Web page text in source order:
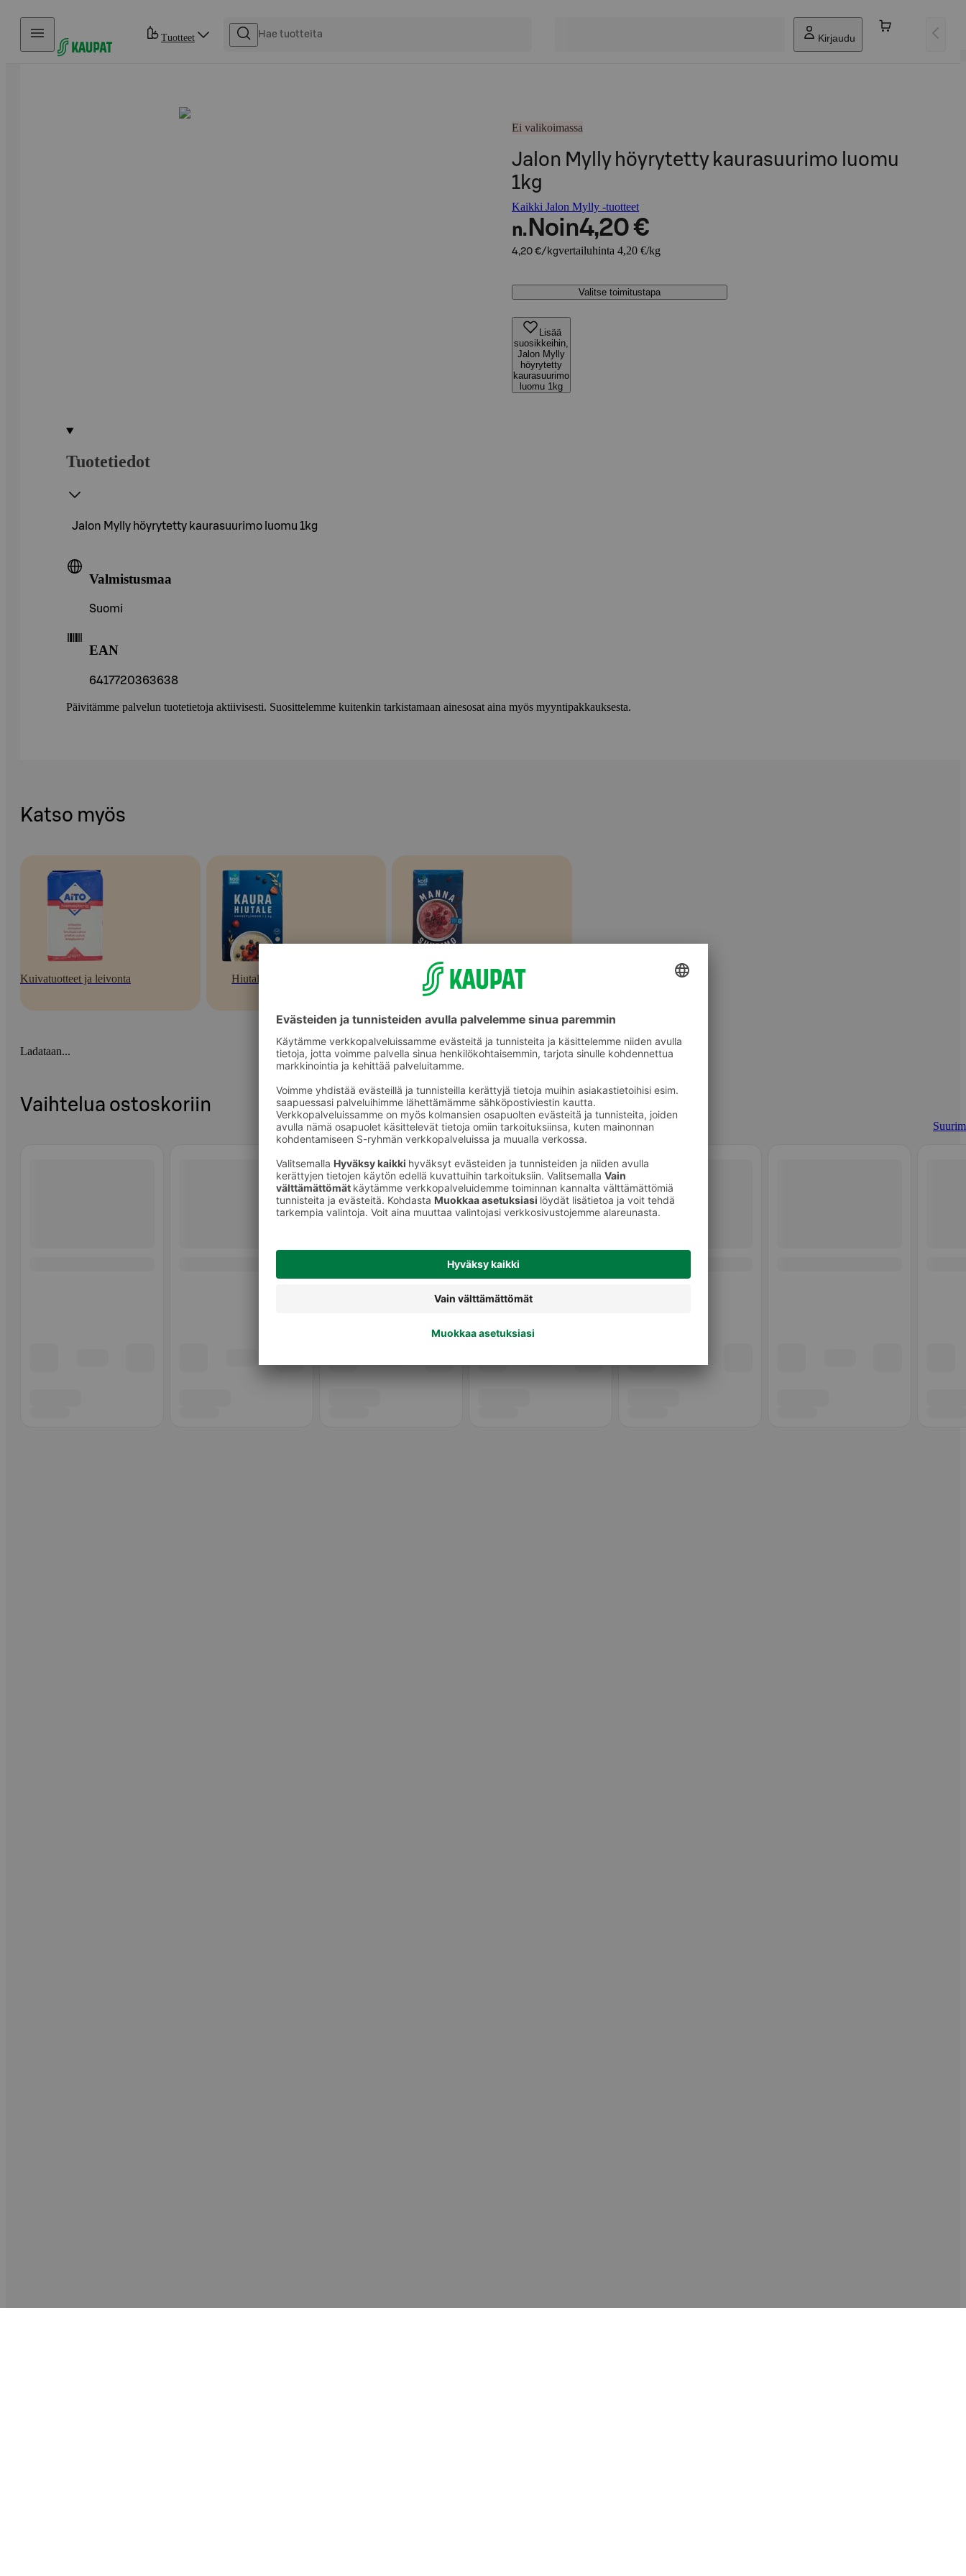
Hyppää sisältöön
Tuotteet Kirjaudu
Ei valikoimassa
Jalon Mylly höyrytetty kaurasuurimo luomu
1kg
Kaikki Jalon Mylly -tuotteet
n. Noin4,20 €
4,20 €/kgvertailuhinta 4,20 €/kg
Valitse toimitustapa
Lisää
suosikkeihin,
Jalon Mylly
höyrytetty
kaurasuurimo
luomu 1kg
Tuotetiedot
Jalon Mylly höyrytetty kaurasuurimo luomu 1kg
Valmistusmaa
Suomi
EAN
6417720363638
Päivitämme palvelun tuotetietoja aktiivisesti. Suosittelemme kuitenkin tarkistamaan ainesosat aina myös myyntipakkauksesta.
Katso myös
Kuivatuotteet ja leivonta Hiutaleet Suurimot
Ladataan...
Vaihtelua ostoskoriin